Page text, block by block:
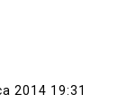
2014 19:31